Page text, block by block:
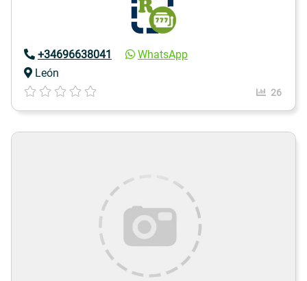
+34696638041
WhatsApp
León
26